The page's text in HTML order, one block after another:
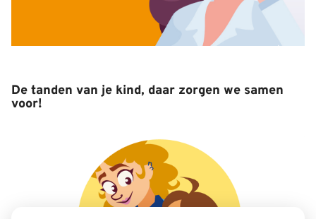
De tanden van je kind, daar zorgen we samen
voor!